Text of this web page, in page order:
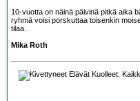
10-vuotta on näinä päivinä pitkä aika
ryhmä voisi porskuttaa toisenkin
tilaa.
Mika Roth